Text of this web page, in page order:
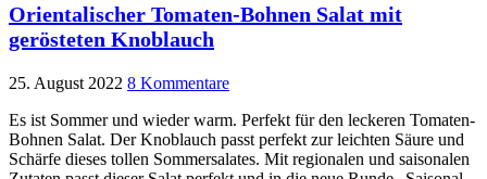
Orientalischer Tomaten-Bohnen Salat mit
gerösteten Knoblauch
25. August 2022 8 Kommentare
Es ist Sommer und wieder warm. Perfekt für den leckeren Tomaten-
Bohnen Salat. Der Knoblauch passt perfekt zur leichten Säure und
Schärfe dieses tollen Sommersalates. Mit regionalen und saisonalen